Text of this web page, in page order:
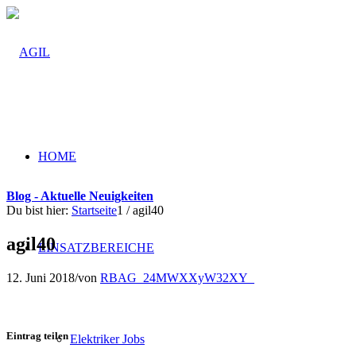
HOME
EINSATZBEREICHE
Elektriker Jobs
Blog - Aktuelle Neuigkeiten
Du bist hier: Startseite1 / agil40
agil40
12. Juni 2018/von RBAG_24MWXXyW32XY_
Eintrag teilen